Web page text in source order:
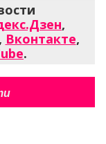
,
Вконтакте,
.